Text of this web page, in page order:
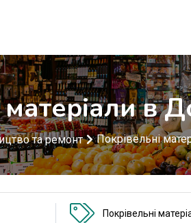
матеріали в
та ремонт Покрівельні
Покрівельні